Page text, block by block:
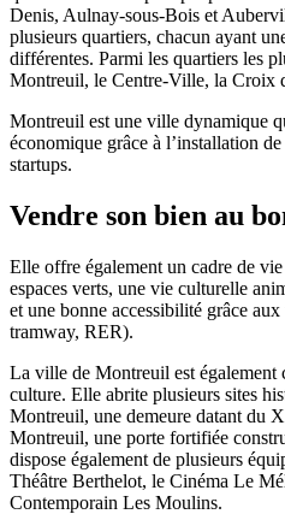
Denis, Aulnay-sous-Bois et
plusieurs quartiers, chacun ayant
différentes. Parmi les quartiers les
Montreuil, le Centre-Ville, la Croix
Montreuil est une ville dynamique
économique grâce à l’installation
startups.
Vendre son bien au
Elle offre également un cadre de
espaces verts, une vie culturelle
et une bonne accessibilité grâce
tramway, RER).
La ville de Montreuil est également
culture. Elle abrite plusieurs sites
Montreuil, une demeure datant du
Montreuil, une porte fortifiée
dispose également de plusieurs
Théâtre Berthelot, le Cinéma Le
Contemporain Les Moulins.